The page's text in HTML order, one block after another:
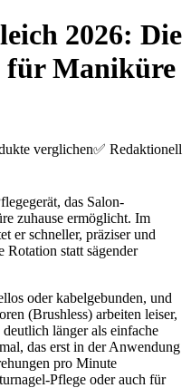
2026: Die
für Maniküre
verglichen✅ Redaktionell
das Salon-
zuhause ermöglicht. Im
er schneller, präziser und
Rotation statt sägender
oder kabelgebunden, und
(Brushless) arbeiten leiser,
länger als einfache
das erst in der Anwendung
pro Minute
Pflege oder auch für